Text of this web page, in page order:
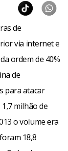
de
via internet e
ordem de 40%
de
para atacar
1,7 milhão de
o volume era
18,8